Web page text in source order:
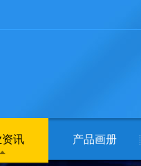
讯 产品画册